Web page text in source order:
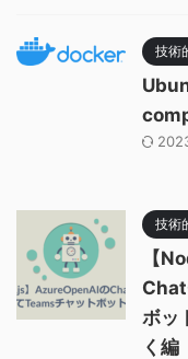
技術
技術
【
ボッ
く編